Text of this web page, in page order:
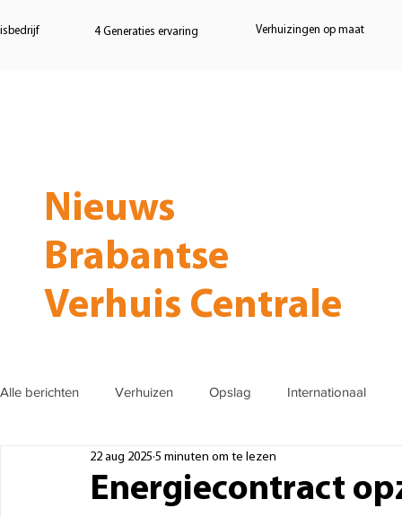
4 Generaties ervaring Verhuizingen op maat
Nieuws
Brabantse
Verhuis Centrale
Alle berichten Verhuizen Opslag Internationaal
Energiecontract
22 aug 2025 5 minuten om te lezen